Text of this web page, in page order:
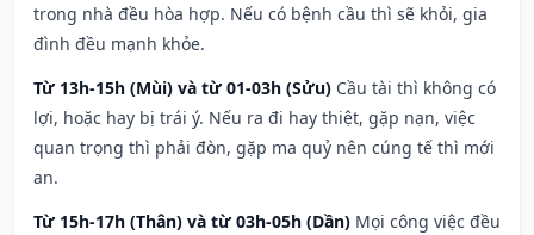
trong nhà đều hòa hợp. Nếu có bệnh cầu thì sẽ khỏi, gia
đình đều mạnh khỏe.
Từ 13h-15h (Mùi) và từ 01-03h (Sửu) Cầu tài thì không có
lợi, hoặc hay bị trái ý. Nếu ra đi hay thiệt, gặp nạn, việc
quan trọng thì phải đòn, gặp ma quỷ nên cúng tế thì mới
an.
Từ 15h-17h (Thân) và từ 03h-05h (Dần) Mọi công việc đều